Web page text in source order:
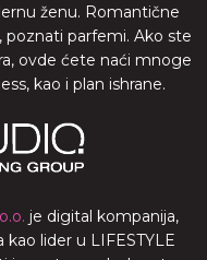
ženu. Romantične
poznati parfemi. Ako ste
ovde ćete naći mnoge
kao i plan ishrane.
je digital kompanija,
lider u LIFESTYLE